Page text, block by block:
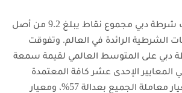
ووفقاً للتقرير، حققت شرطة دبي مجموع نقاط يبلغ 9.2 من أصل
الشرطية الرائدة في العالم. وتفوقت
دبي على المتوسط العالمي لقيمة سمعة
المعايير الإحدى عشر كافة المعتمدة
للتقييم، وشملت معيار معاملة الجميع بعدالة 57%، ومعيار